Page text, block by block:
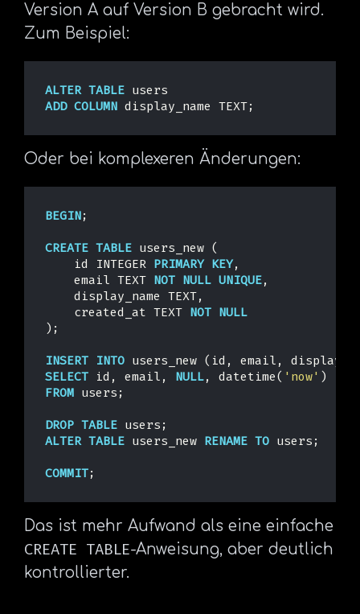
Version A auf Version B gebracht wird.
Zum Beispiel:
ALTER TABLE users
ADD COLUMN display_name TEXT;
Oder bei komplexeren Änderungen:
BEGIN;
CREATE TABLE users_new (
id
INTEGER PRIMARY KEY,
email TEXT NOT NULL UNIQUE,
display_name
TEXT,
created_at TEXT NOT NULL
);
INSERT INTO users_new ( id , email ,
SELECT
id , email , NULL, datetime( 'now' )
FROM users ;
DROP TABLE users ;
ALTER TABLE users_new RENAME TO users ;
COMMIT;
Das ist mehr Aufwand als eine einfache
CREATE TABLE-Anweisung, aber deutlich
kontrollierter.